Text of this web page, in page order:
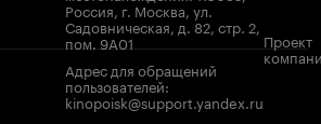
Россия, г. Москва, ул.
Садовническая, д. 82, стр. 2,
пом. 9А01
Адрес для обращений
пользователей:
kinopoisk@support.yandex.ru
Проект